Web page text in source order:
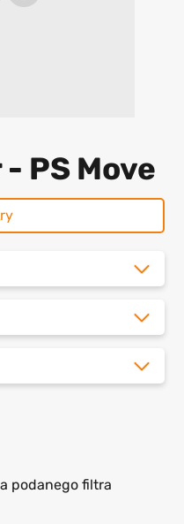
PS Move
podanego filtra